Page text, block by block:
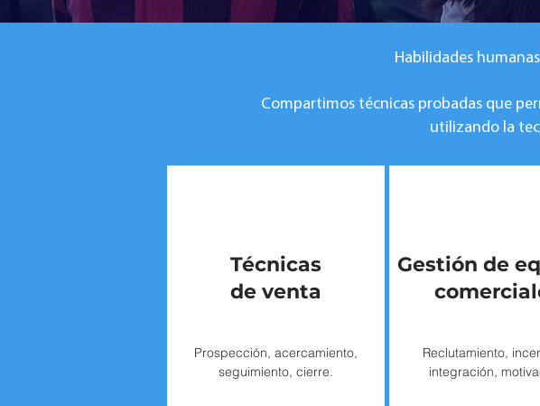
Habilidades
Compartimos técnicas probadas que
utilizando la
Técnicas
de venta
Prospección, acercamiento,
seguimiento, cierre.
Gestión de
Reclutamiento,
integración,